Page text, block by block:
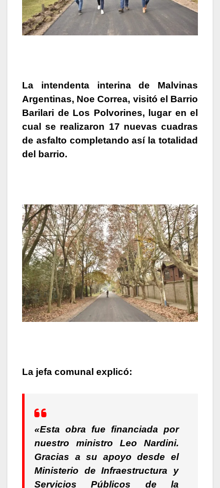
La intendenta interina de Malvinas
Argentinas, Noe Correa, visitó el Barrio
Barilari de Los Polvorines, lugar en el
cualse realizaron 17 nuevas cuadras
de asfalto completando así la totalidad
del barrio.
La jefa comunal explicó:
«Esta obra fue financiada por
nuestro ministro Leo Nardini.
Gracias a su apoyo desde el
Ministerio de Infraestructura y
Servicios Públicos de la